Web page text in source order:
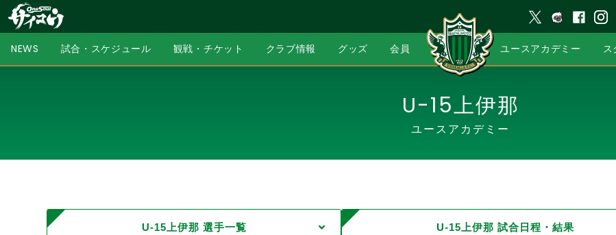
NEWS 試合・スケジュール 観戦・チケット クラブ情報 グッズ 会員 ユースアカデミー ス
U-15上伊那
ユースアカデミー
U-15上伊那 選手一覧 U-15上伊那 試合日程・結果